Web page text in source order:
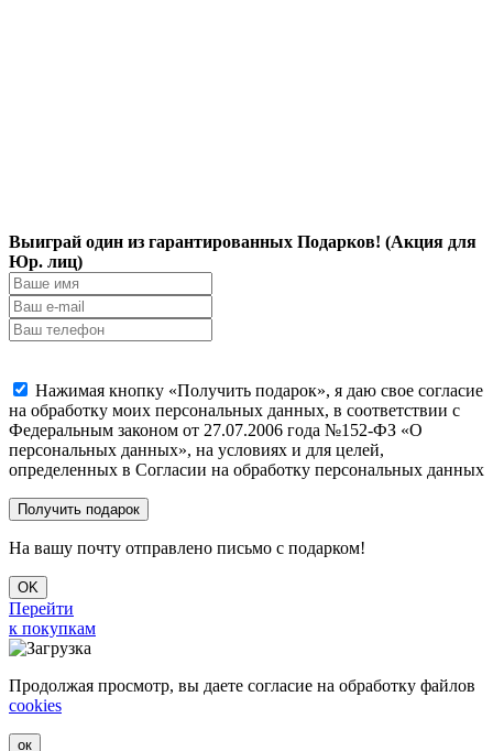
Выиграй один из гарантированных Подарков! (Акция для
Юр. лиц)
Нажимая кнопку «Получить подарок», я даю свое согласие
на обработку моих персональных данных, в соответствии с
Федеральным законом от 27.07.2006 года №152-ФЗ «О
персональных данных», на условиях и для целей,
определенных в Согласии на обработку персональных данных
На вашу почту отправлено письмо с подарком!
OK
Перейти
к покупкам
Продолжая просмотр, вы даете согласие на обработку файлов
cookies
ок